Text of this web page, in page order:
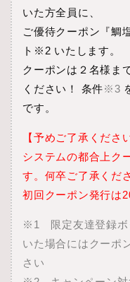
いた方全員に、
ご優待クーポン『鯛
ト※2 いたします。
クーポンは２名様ま
ください！ 条件※3
です。
【予めご了承くださ
システムの都合上ク
す。何卒ご了承くだ
初回クーポン発行は
※1 限定友達登録ボ
いた場合にはクーポ
さい